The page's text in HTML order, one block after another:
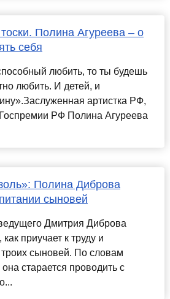
Полина Агуреева – о
себя
любить, то ты будешь
любить. И детей, и
артистка РФ,
РФ Полина Агуреева
Полина Диброва
сыновей
Дмитрия Диброва
приучает к труду и
троих сыновей. По словам
старается проводить с